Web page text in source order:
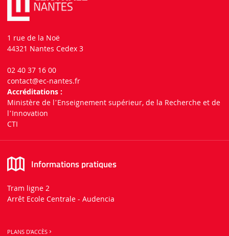
1 rue de la Noë
44321 Nantes Cedex 3
02 40 37 16 00
contact@ec-nantes.fr
Accréditations :
Ministère de lʼEnseignement supérieur, de la Recherche et de
lʼInnovation
CTI
Informations pratiques
Tram ligne 2
Arrêt Ecole Centrale - Audencia
PLANS D'ACCÈS